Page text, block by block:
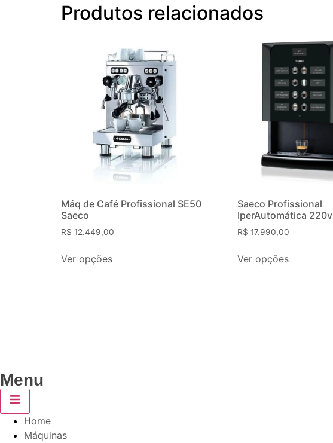
Produtos relacionados
Máq de Café Profissional SE50
Saeco
R$ 12.449,00
Ver opções
Saeco Profissional
IperAutomática 220v
R$ 17.990,00
Ver opções
Menu
Home
Máquinas